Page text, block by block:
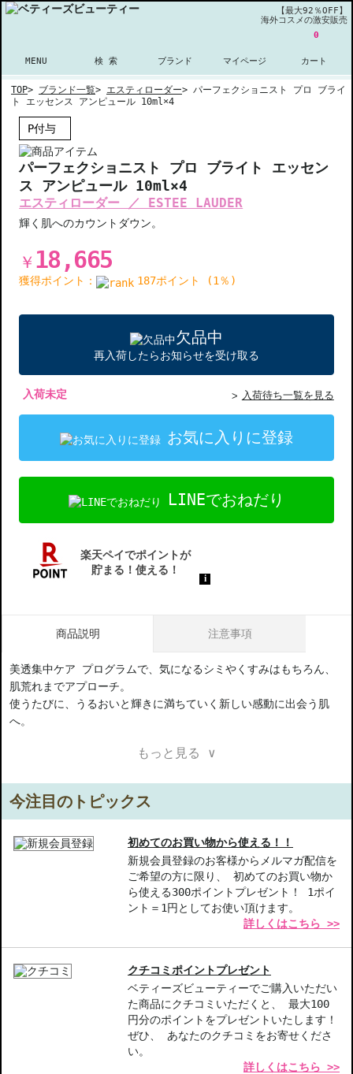
【最大92％OFF】
海外コスメの激安販売
MENU 検 索 ブランド マイページ
0
カート
TOP> ブランド一覧> エスティローダー> パーフェクショニスト プロ ブライ
ト エッセンス アンピュール 10ml×4
P付与
パーフェクショニスト プロ ブライト エッセン
ス アンピュール 10ml×4
エスティローダー ／ ESTEE LAUDER
輝く肌へのカウントダウン。
￥ 18,665
獲得ポイント： 187ポイント (1％)
欠品中
再入荷したらお知らせを受け取る
入荷未定 入荷待ち一覧を見る
お気に入りに登録
LINEでおねだり
商品説明 注意事項
美透集中ケア プログラムで、気になるシミやくすみはもちろん、
肌荒れまでアプローチ。
使うたびに、うるおいと輝きに満ちていく新しい感動に出会う肌
へ。
いただいた場合は、コンビニ後払いに変更をさせて頂きます。コン
ビニ後払いには、決済代行会社による審査がございます。予めご了
◇こちらの商品は、ヤマト運輸、佐川急便もしくは日本郵便で発送
をさせて頂きます。配送便のご指定はできません。
◇お届け日・お時間帯指定は承っておりません。
◇配送伝票の依頼主名、納品書に弊社以外の物流センター社名が記
載されることがあります。
◇上記注意書き記載がある商品の合計金額が16666円以上の場合、
別途手数料が発生する場合があります。予めご了承ください。
◇1件のご注文でも倉庫が異なる場合や配送用箱の関係で荷物を分割
して配送する場合がございます。予めご了承ください。また、明細
書は分割してそれぞれの荷物に同梱されますが手数料等の変更はご
ざいませんのでご安心ください。
◇この商品はラッピングができません。
もっと見る ∨
今注目のトピックス
初めてのお買い物から使える！！
新規会員登録のお客様からメルマガ配信を
ご希望の方に限り、 初めてのお買い物か
ら使える300ポイントプレゼント！ 1ポイ
ント＝1円としてお使い頂けます。
詳しくはこちら >>
クチコミポイントプレゼント
ベティーズビューティーでご購入いただい
た商品にクチコミいただくと、 最大100
円分のポイントをプレゼントいたします！
ぜひ、 あなたのクチコミをお寄せくださ
い。
詳しくはこちら >>